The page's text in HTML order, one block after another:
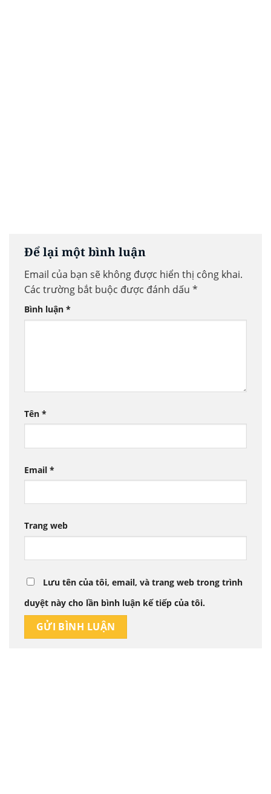
Để lại một bình luận
Email của bạn sẽ không được hiển thị công khai.
Các trường bắt buộc được đánh dấu *
Bình luận *
Tên *
Email *
Trang web
Lưu tên của tôi, email, và trang web trong trình
duyệt này cho lần bình luận kế tiếp của tôi.